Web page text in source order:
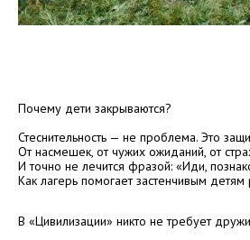
Почему дети закрываются?
Стеснительность — не проблема. Это
От насмешек, от чужих ожиданий, от
И точно не лечится фразой: «Иди,
Как лагерь помогает застенчивым детям
В «Цивилизации» никто не требует